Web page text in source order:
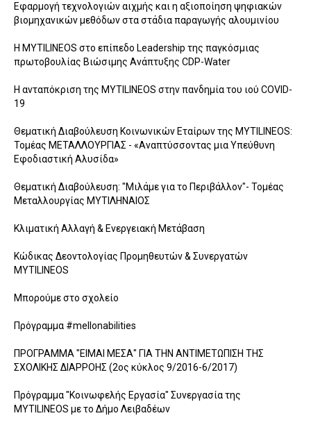
Εφαρμογή τεχνολογιών αιχμής και η αξιοποίηση ψηφιακών
βιομηχανικών μεθόδων στα στάδια παραγωγής αλουμινίου
Η MYTILINEOS στο επίπεδο Leadership της παγκόσμιας
πρωτοβουλίας Bιώσιμης Ανάπτυξης CDP-Water
Η ανταπόκριση της MYTILINEOS στην πανδημία του ιού COVID-
19
Θεματική Διαβούλευση Κοινωνικών Εταίρων της MYTILINEOS:
Τομέας ΜΕΤΑΛΛΟΥΡΓΙΑΣ - «Αναπτύσσοντας μια Υπεύθυνη
Εφοδιαστική Αλυσίδα»
Θεματική Διαβούλευση: "Μιλάμε για το Περιβάλλον"- Τομέας
Μεταλλουργίας ΜΥΤΙΛΗΝΑΙΟΣ
Κλιματική Αλλαγή & Ενεργειακή Μετάβαση
Κώδικας Δεοντολογίας Προμηθευτών & Συνεργατών
MYTILINEOS
Μπορούμε στο σχολείο
Πρόγραμμα #mellonabilities
ΠΡΟΓΡΑΜΜΑ "ΕΙΜΑΙ ΜΕΣΑ" ΓΙΑ ΤΗΝ ΑΝΤΙΜΕΤΩΠΙΣΗ ΤΗΣ
ΣΧΟΛΙΚΗΣ ΔΙΑPΡΟΗΣ (2ος κύκλος 9/2016-6/2017)
Πρόγραμμα "Κοινωφελής Εργασία" Συνεργασία της
MYTILINEOS με το Δήμο Λειβαδέων